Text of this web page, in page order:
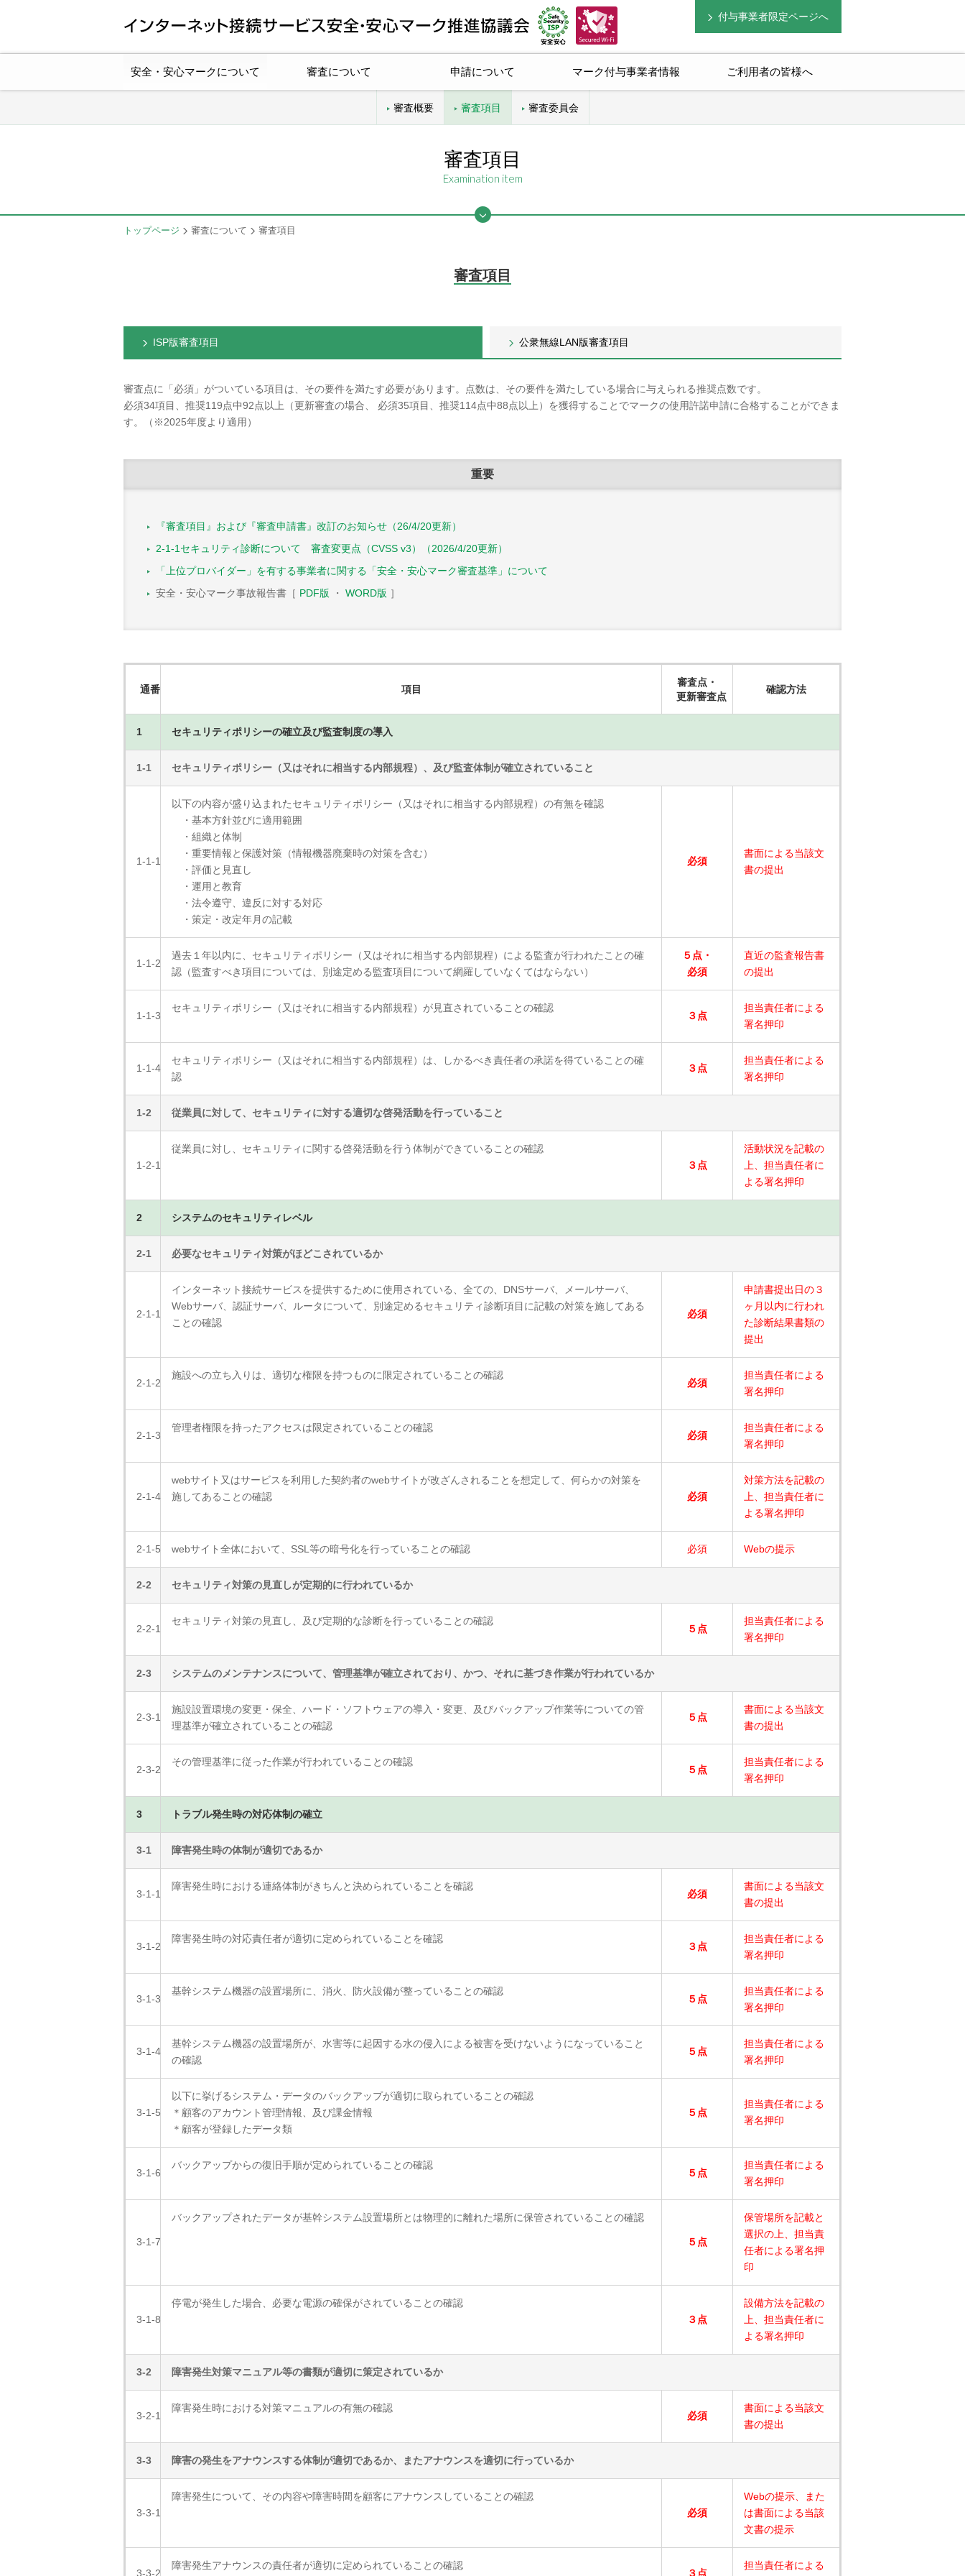
付与事業者限定ページへ
安全・安心マークについて 審査について 申請について マーク付与事業者情報 ご利用者の皆様へ
審査概要 審査項目 審査委員会
審査項目
Examination item
トップページ 審査について 審査項目
審査項目
ISP版審査項目 公衆無線LAN版審査項目
審査点に「必須」がついている項目は、その要件を満たす必要があります。点数は、その要件を満たしている場合に与えられる推奨点数です。
必須34項目、推奨119点中92点以上（更新審査の場合、 必須35項目、推奨114点中88点以上）を獲得することでマークの使用許諾申請に合格することができま
す。（※2025年度より適用）
重要
『審査項目』および『審査申請書』改訂のお知らせ（26/4/20更新）
2-1-1セキュリティ診断について 審査変更点（CVSS v3）（2026/4/20更新）
「上位プロバイダー」を有する事業者に関する「安全・安心マーク審査基準」について
安全・安心マーク事故報告書［ PDF版 ・ WORD版 ］
通番 項目
審査点・
更新審査点
確認方法
1 セキュリティポリシーの確立及び監査制度の導入
1-1 セキュリティポリシー（又はそれに相当する内部規程）、及び監査体制が確立されていること
1-1-1
以下の内容が盛り込まれたセキュリティポリシー（又はそれに相当する内部規程）の有無を確認
・基本方針並びに適用範囲
・組織と体制
・重要情報と保護対策（情報機器廃棄時の対策を含む）
・評価と見直し
・運用と教育
・法令遵守、違反に対する対応
・策定・改定年月の記載
必須
書面による当該文
書の提出
1-1-2
過去１年以内に、セキュリティポリシー（又はそれに相当する内部規程）による監査が行われたことの確
認（監査すべき項目については、別途定める監査項目について網羅していなくてはならない）
５点・
必須
直近の監査報告書
の提出
1-1-3
セキュリティポリシー（又はそれに相当する内部規程）が見直されていることの確認
３点
担当責任者による
署名押印
1-1-4
セキュリティポリシー（又はそれに相当する内部規程）は、しかるべき責任者の承諾を得ていることの確
認
３点
担当責任者による
署名押印
1-2 従業員に対して、セキュリティに対する適切な啓発活動を行っていること
1-2-1
従業員に対し、セキュリティに関する啓発活動を行う体制ができていることの確認
３点
活動状況を記載の
上、担当責任者に
よる署名押印
2 システムのセキュリティレベル
2-1 必要なセキュリティ対策がほどこされているか
2-1-1
インターネット接続サービスを提供するために使用されている、全ての、DNSサーバ、メールサーバ、
Webサーバ、認証サーバ、ルータについて、別途定めるセキュリティ診断項目に記載の対策を施してある
ことの確認
必須
申請書提出日の３
ヶ月以内に行われ
た診断結果書類の
提出
2-1-2
施設への立ち入りは、適切な権限を持つものに限定されていることの確認
必須
担当責任者による
署名押印
2-1-3
管理者権限を持ったアクセスは限定されていることの確認
必須
担当責任者による
署名押印
2-1-4
webサイト又はサービスを利用した契約者のwebサイトが改ざんされることを想定して、何らかの対策を
施してあることの確認
必須
対策方法を記載の
上、担当責任者に
よる署名押印
2-1-5 webサイト全体において、SSL等の暗号化を行っていることの確認 必須 Webの提示
2-2 セキュリティ対策の見直しが定期的に行われているか
2-2-1
セキュリティ対策の見直し、及び定期的な診断を行っていることの確認
５点
担当責任者による
署名押印
2-3 システムのメンテナンスについて、管理基準が確立されており、かつ、それに基づき作業が行われているか
2-3-1
施設設置環境の変更・保全、ハード・ソフトウェアの導入・変更、及びバックアップ作業等についての管
理基準が確立されていることの確認
５点
書面による当該文
書の提出
2-3-2
その管理基準に従った作業が行われていることの確認
５点
担当責任者による
署名押印
3 トラブル発生時の対応体制の確立
3-1 障害発生時の体制が適切であるか
3-1-1
障害発生時における連絡体制がきちんと決められていることを確認
必須
書面による当該文
書の提出
3-1-2
障害発生時の対応責任者が適切に定められていることを確認
３点
担当責任者による
署名押印
3-1-3
基幹システム機器の設置場所に、消火、防火設備が整っていることの確認
５点
担当責任者による
署名押印
3-1-4
基幹システム機器の設置場所が、水害等に起因する水の侵入による被害を受けないようになっていること
の確認
５点
担当責任者による
署名押印
3-1-5
以下に挙げるシステム・データのバックアップが適切に取られていることの確認
＊顧客のアカウント管理情報、及び課金情報
＊顧客が登録したデータ類
５点
担当責任者による
署名押印
3-1-6
バックアップからの復旧手順が定められていることの確認
５点
担当責任者による
署名押印
3-1-7
バックアップされたデータが基幹システム設置場所とは物理的に離れた場所に保管されていることの確認
５点
保管場所を記載と
選択の上、担当責
任者による署名押
印
3-1-8
停電が発生した場合、必要な電源の確保がされていることの確認
３点
設備方法を記載の
上、担当責任者に
よる署名押印
3-2 障害発生対策マニュアル等の書類が適切に策定されているか
3-2-1
障害発生時における対策マニュアルの有無の確認
必須
書面による当該文
書の提出
3-3 障害の発生をアナウンスする体制が適切であるか、またアナウンスを適切に行っているか
3-3-1
障害発生について、その内容や障害時間を顧客にアナウンスしていることの確認
必須
Webの提示、また
は書面による当該
文書の提示
3-3-2
障害発生アナウンスの責任者が適切に定められていることの確認
３点
担当責任者による